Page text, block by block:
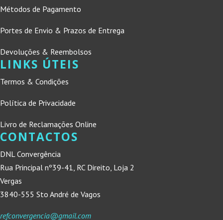
Métodos de Pagamento
Portes de Envio & Prazos de Entrega
Devoluções & Reembolsos
LINKS ÚTEIS
Termos & Condições
Política de Privacidade
Livro de Reclamações Online
CONTACTOS
DNL Convergência
Rua Principal nº39-41, RC Direito, Loja 2
Vergas
3840-555 Sto André de Vagos
refconvergencia@gmail.com